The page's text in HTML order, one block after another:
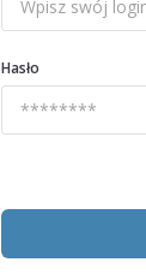
Hasło